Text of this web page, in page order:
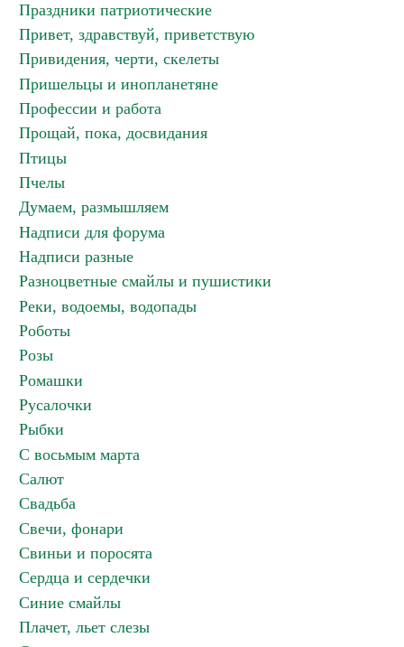
Праздники патриотические
Привет, здравствуй, приветствую
Привидения, черти, скелеты
Пришельцы и инопланетяне
Профессии и работа
Прощай, пока, досвидания
Птицы
Пчелы
Думаем, размышляем
Надписи для форума
Надписи разные
Разноцветные смайлы и пушистики
Реки, водоемы, водопады
Роботы
Розы
Ромашки
Русалочки
Рыбки
С восьмым марта
Салют
Свадьба
Свечи, фонари
Свиньи и поросята
Сердца и сердечки
Синие смайлы
Плачет, льет слезы